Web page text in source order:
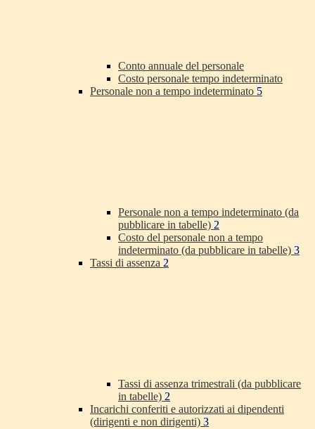
Conto annuale del personale
Costo personale tempo indeterminato
Personale non a tempo indeterminato 5
Personale non a tempo indeterminato (da
pubblicare in tabelle) 2
Costo del personale non a tempo
indeterminato (da pubblicare in tabelle) 3
Tassi di assenza 2
Tassi di assenza trimestrali (da pubblicare
in tabelle) 2
Incarichi conferiti e autorizzati ai dipendenti
(dirigenti e non dirigenti) 3